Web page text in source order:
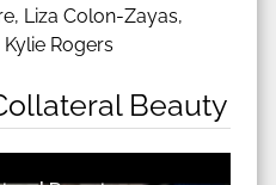
Liza Colon-Zayas,
Rogers
Beauty